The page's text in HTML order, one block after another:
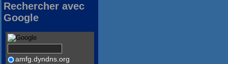
Rechercher avec
Google
amfg.dyndns.org